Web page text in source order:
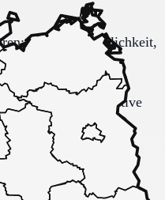
Region, Dringlichkeit,
Mobilität, kognitive
Rückmeldungen